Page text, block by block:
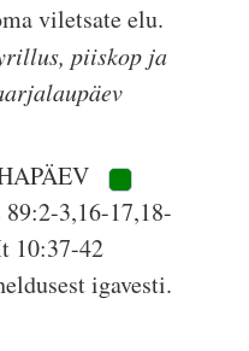
viletsate elu.
piiskop ja
3,16-17,18-
10:37-42
igavesti.